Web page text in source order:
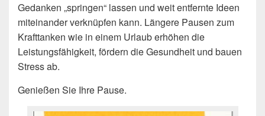
Gedanken „springen“ lassen und weit entfernte Ideen
miteinander verknüpfen kann. Längere Pausen zum
Krafttanken wie in einem Urlaub erhöhen die
Leistungsfähigkeit, fördern die Gesundheit und bauen
Stress ab.
Genießen Sie Ihre Pause.